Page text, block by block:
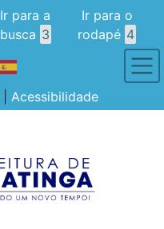
Ir para a
busca 3
Ir para o
rodapé 4
Acessibilidade